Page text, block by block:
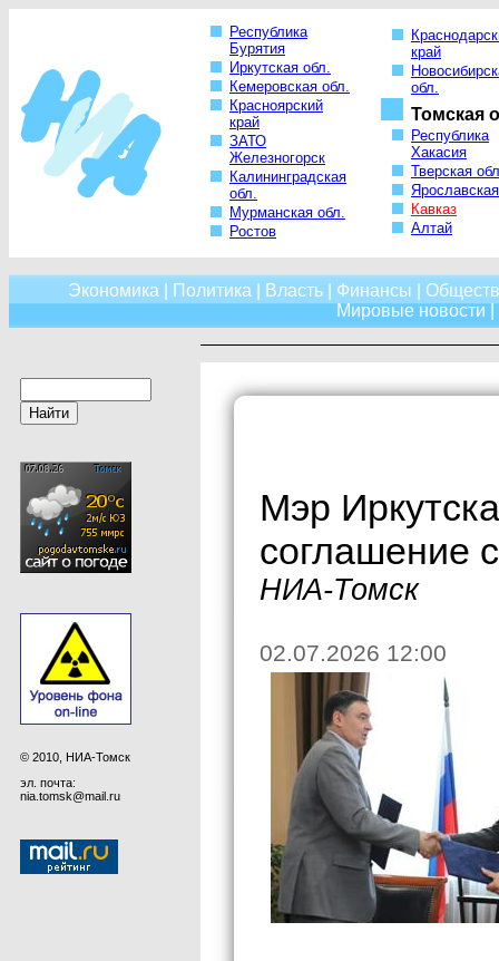
Республика
Бурятия
Иркутская обл.
Кемеровская обл.
Красноярский
край
ЗАТО
Железногорск
Калининградская
обл.
Мурманская обл.
Ростов
край
обл.
Томская
Республика
Хакасия
Тверская
Кавказ
Алтай
Экономика Политика Власть| Финансы
Мировые новости
© 2010, НИА-Томск
эл. почта:
nia.tomsk@mail.ru
Мэр
соглашение
НИА-Томск
02.07.2026 12:00